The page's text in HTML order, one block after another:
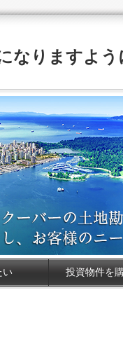
なりますよう
い 投資物件を